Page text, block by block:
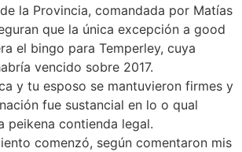
la Provincia, comandada por Matías
que la única excepción a good
el bingo para Temperley, cuya
vencido sobre 2017.
y tu esposo se mantuvieron firmes y
fue sustancial en lo o qual
peikena contienda legal.
comenzó, según comentaron mis